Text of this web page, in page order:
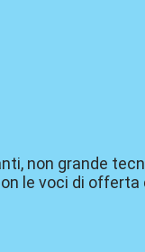
non grande
le voci di offerta